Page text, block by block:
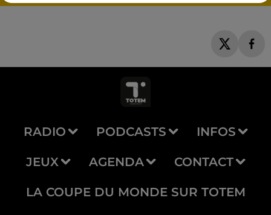
RADIO PODCASTS INFOS
JEUX AGENDA CONTACT
LA COUPE DU MONDE SUR TOTEM